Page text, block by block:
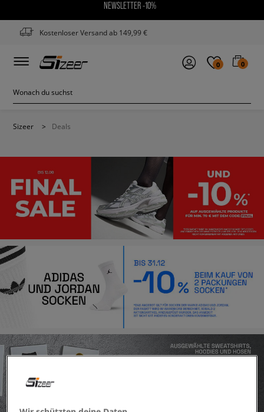
NEWSLETTER -10%
Kostenloser Versand ab 149,99 €
0 0
Sizeer > Deals